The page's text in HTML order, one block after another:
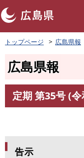
ペ
ー
頭
す
トップページ 広島県報
広島県報
文
定期 第35号 (
告示